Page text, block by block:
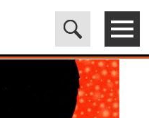
式サイト - 株式会社ICE>